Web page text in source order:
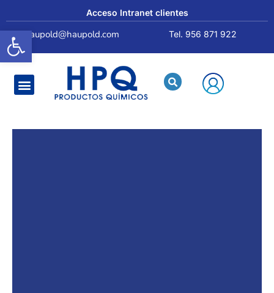
Abrir barra de herramientas
Acceso Intranet clientes
haupold@haupold.com Tel. 956 871 922